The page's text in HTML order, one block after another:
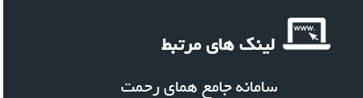
لینک های مرتبط
سامانه جامع همای رحمت